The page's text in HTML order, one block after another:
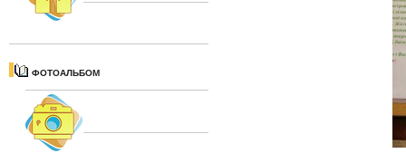
ФОТОАЛЬБОМ